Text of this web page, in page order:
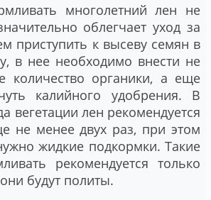
многолетний лен не
облегчает уход за
приступить к высеву семян в
в нее необходимо внести не
количество органики, а еще
калийного удобрения. В
вегетации лен рекомендуется
не менее двух раз, при этом
жидкие подкормки. Такие
рекомендуется только
будут политы.